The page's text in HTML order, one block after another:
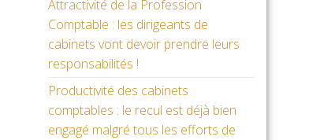
Attractivité de la Profession
Comptable : les dirigeants de
cabinets vont devoir prendre leurs
responsabilités !
Productivité des cabinets
comptables : le recul est déjà bien
engagé malgré tous les efforts de